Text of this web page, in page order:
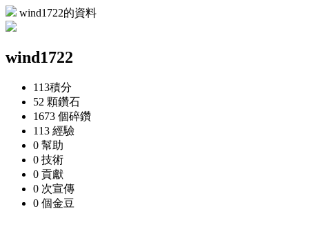
wind1722的資料
wind1722
113積分
52 顆鑽石
1673 個碎鑽
113 經驗
0 幫助
0 技術
0 貢獻
0 次宣傳
0 個金豆